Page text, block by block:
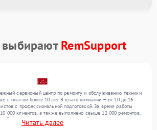
RemSupport
сервисный центр по ремонту и обслуживанию техники
с опытом более 10 лет. В штате компании — от 10 до 16
с профессиональной подготовкой. За время работы
000 клиентов, а также выполнено свыше 12 000 ремонтов.
центр поступает более 300 устройств, включая , , . Мы
сложности и поддерживаем высокий стандарт качества
Читать далее